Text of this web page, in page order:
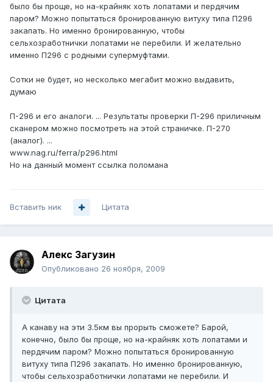
было бы проще, но на-крайняк хоть лопатами и пердячим
паром? Можно попытаться бронированную витуху типа П296
закапать. Но именно бронированную, чтобы
сельхозработнички лопатами не перебили. И желательно
именно П296 с родными супермуфтами.
Сотки не будет, но несколько мегабит можно выдавить,
думаю
П-296 и его аналоги. ... Результаты проверки П-296 приличным
сканером можно посмотреть на этой страничке. П-270
(аналог). ...
www.nag.ru/ferra/p296.html
Но на данный момент ссылка поломана
Вставить ник Цитата
Алекс Загузин
Опубликовано 26 ноября, 2009
Цитата
А канаву на эти 3.5км вы прорыть сможете? Барой,
конечно, было бы проще, но на-крайняк хоть лопатами и
пердячим паром? Можно попытаться бронированную
витуху типа П296 закапать. Но именно бронированную,
чтобы сельхозработнички лопатами не перебили. И